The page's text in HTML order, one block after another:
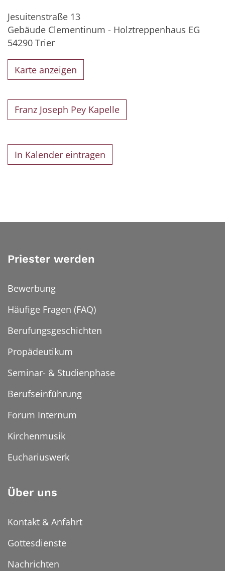
Jesuitenstraße 13
Gebäude Clementinum - Holztreppenhaus EG
54290 Trier
Karte anzeigen
Franz Joseph Pey Kapelle
In Kalender eintragen
Priester werden
Bewerbung
Häufige Fragen (FAQ)
Berufungsgeschichten
Propädeutikum
Seminar- & Studienphase
Berufseinführung
Forum Internum
Kirchenmusik
Euchariuswerk
Über uns
Kontakt & Anfahrt
Gottesdienste
Nachrichten